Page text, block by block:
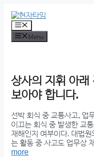
contentMenu
Menu
상사의 지휘 아래
보아야 합니다.
선박 회식 중 교통사고, 업
이끄는 회식 중 발생한 교
재해인지 여부이다. 대법
는 활동 중 사고도 업무상
more